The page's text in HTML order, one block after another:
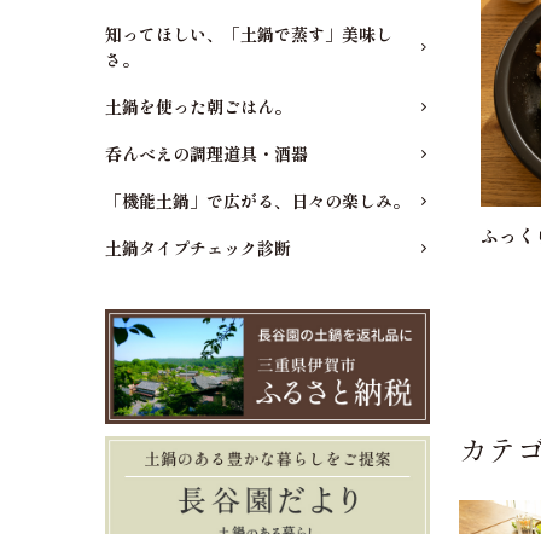
ふっ
カテ
知ってほしい、「土鍋で蒸す」美味し
さ。
土鍋を使った朝ごはん。
呑んべえの調理道具・酒器
「機能土鍋」で広がる、日々の楽しみ。
土鍋タイプチェック診断